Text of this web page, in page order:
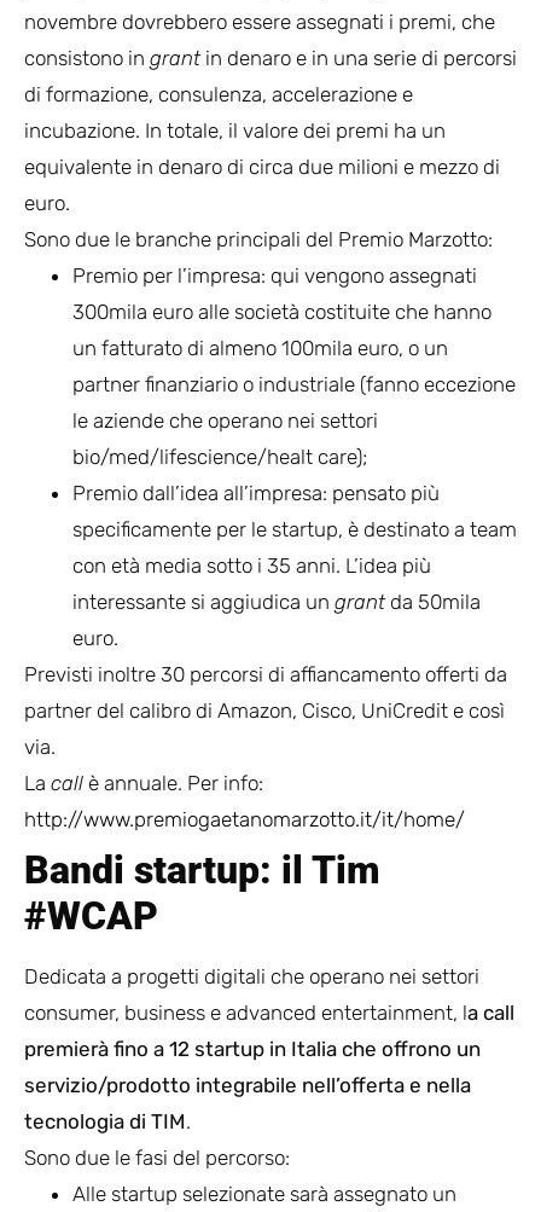
novembre dovrebbero essere assegnati i premi, che
consistono in grant in denaro e in una serie di percorsi
di formazione, consulenza, accelerazione e
incubazione. In totale, il valore dei premi ha un
equivalente in denaro di circa due milioni e mezzo di
euro.
Sono due le branche principali del Premio Marzotto:
Premio per l’impresa: qui vengono assegnati
300mila euro alle società costituite che hanno
un fatturato di almeno 100mila euro, o un
partner finanziario o industriale (fanno eccezione
le aziende che operano nei settori
bio/med/lifescience/healt care);
Premio dall’idea all’impresa: pensato più
specificamente per le startup, è destinato a team
con età media sotto i 35 anni. L’idea più
interessante si aggiudica un grantda 50mila
euro.
Previsti inoltre 30 percorsi di affiancamento offerti da
partner del calibro di Amazon, Cisco, UniCredit e così
via.
La call è annuale. Per info:
http://www.premiogaetanomarzotto.it/it/home/
Bandi startup: il Tim
#WCAP
Dedicata a progetti digitali che operano nei settori
consumer, business e advanced entertainment, la call
premierà fino a 12 startup in Italia che offrono un
servizio/prodotto integrabile nell’offerta e nella
tecnologia di TIM.
Sono due le fasi del percorso:
Alle startup selezionate sarà assegnato un